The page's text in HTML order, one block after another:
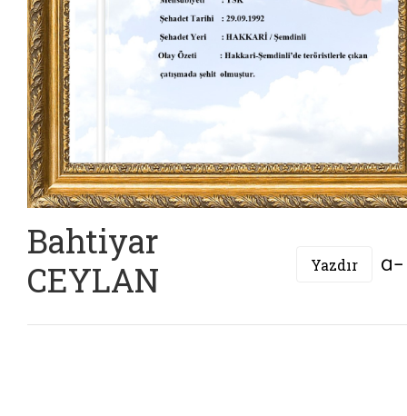
Bahtiyar
CEYLAN
Yazdır